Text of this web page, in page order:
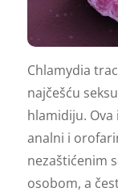
Chlamydia
najčešću
hlamidiju.
analni i
nezaštićenim
osobom, a